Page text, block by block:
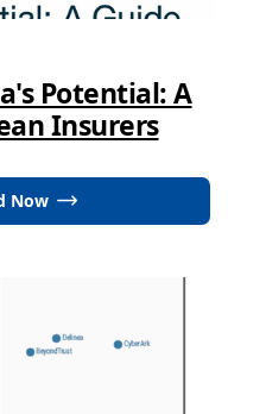
Potential: A
Insurers
Now